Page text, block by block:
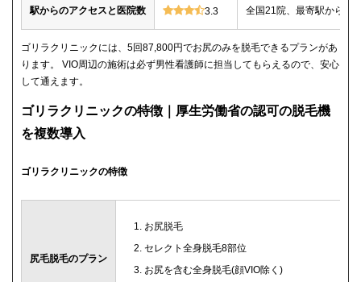
駅からのアクセスと医院数 3.3 全国21院、最寄駅から徒
ゴリラクリニックには、5回87,800円でお尻のみを脱毛できるプランがあ
ります。 VIO周辺の施術は必ず男性看護師に担当してもらえるので、安心
して通えます。
ゴリラクリニックの特徴｜厚生労働省の認可の脱毛機
を複数導入
ゴリラクリニックの特徴
尻毛脱毛のプラン
お尻脱毛
セレクト全身脱毛8部位
お尻を含む全身脱毛(顔VIO除く)